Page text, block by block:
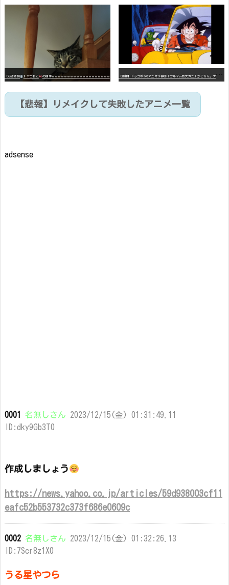
【石破悲報 】ヤニねこ の原作ｗｗｗｗｗｗｗｗｗｗｗｗｗｗｗｗｗｗｗ 【
画像】ドラゴボZのアニオリ神回「ブルマvs巨大カニ」がこちら。ナメック星の海にドラゴボを落としたブルマと巨大カニのバトル
【悲報】リメイクして失敗したアニメ一覧
adsense
0001 名無しさん 2023/12/15(金) 01:31:49.11
ID:dky9Gb3T0
作成しましょう
https://news.yahoo.co.jp/articles/59d938003cf11
eafc52b553732c373f686e0609c
0002 名無しさん 2023/12/15(金) 01:32:26.13
ID:7Scr8z1X0
うる星やつら